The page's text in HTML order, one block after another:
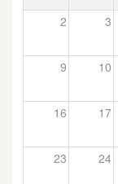
2 3
9 10
16 17
23 24